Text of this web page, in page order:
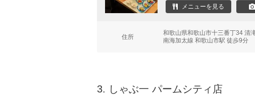
メニューを見る
住所
和歌山県和歌山市十三番丁34 清
南海加太線 和歌山市駅 徒歩9分
3. しゃぶ一 パームシティ店